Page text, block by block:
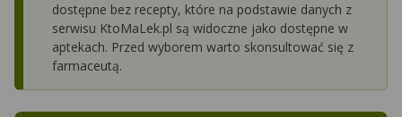
dostępne bez recepty, które na podstawie danych z
serwisu KtoMaLek.pl są widoczne jako dostępne w
aptekach. Przed wyborem warto skonsultować się z
farmaceutą.